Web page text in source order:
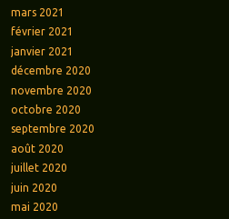
mars 2021
février 2021
janvier 2021
décembre 2020
novembre 2020
octobre 2020
septembre 2020
août 2020
juillet 2020
juin 2020
mai 2020